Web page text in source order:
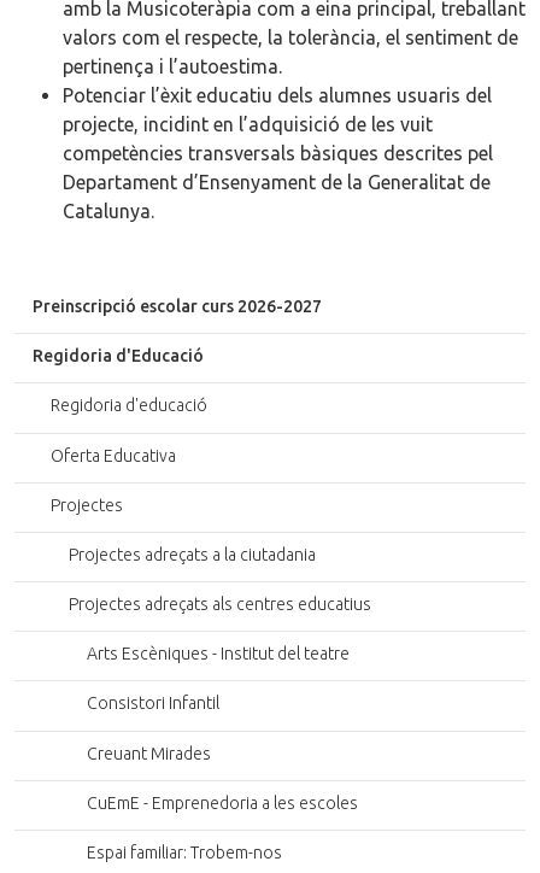
amb la Musicoteràpia com a eina principal, treballant
valors com el respecte, la tolerància, el sentiment de
pertinença i l’autoestima.
Potenciar l’èxit educatiu dels alumnes usuaris del
projecte, incidint en l’adquisició de les vuit
competències transversals bàsiques descrites pel
Departament d’Ensenyament de la Generalitat de
Catalunya.
Preinscripció escolar curs 2026-2027
Regidoria d'Educació
Regidoria d'educació
Oferta Educativa
Projectes
Projectes adreçats a la ciutadania
Projectes adreçats als centres educatius
Arts Escèniques - Institut del teatre
Consistori Infantil
Creuant Mirades
CuEmE - Emprenedoria a les escoles
Espai familiar: Trobem-nos